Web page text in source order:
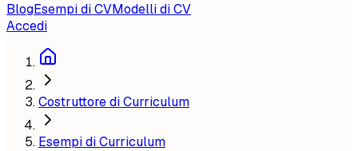
BlogEsempi di CVModelli di CV
Accedi
Costruttore di Curriculum
Esempi di Curriculum